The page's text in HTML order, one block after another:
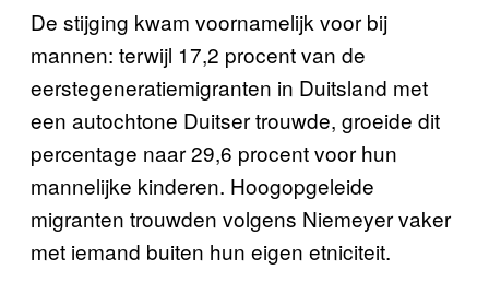
De stijging kwam voornamelijk voor bij
mannen: terwijl 17,2 procent van de
eerstegeneratiemigranten in Duitsland met
een autochtone Duitser trouwde, groeide dit
percentage naar 29,6 procent voor hun
mannelijke kinderen. Hoogopgeleide
migranten trouwden volgens Niemeyer vaker
met iemand buiten hun eigen etniciteit.